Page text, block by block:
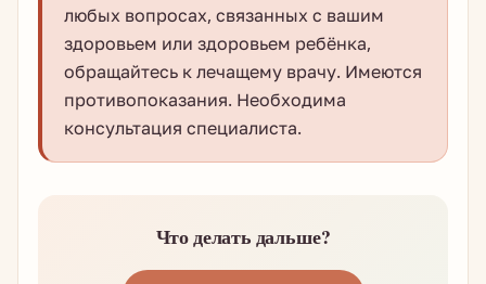
любых вопросах, связанных с вашим
здоровьем или здоровьем ребёнка,
обращайтесь к лечащему врачу. Имеются
противопоказания. Необходима
консультация специалиста.
Что делать дальше?